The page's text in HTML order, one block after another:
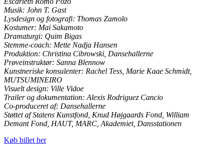
Musik: John T. Gast
Lysdesign og fotografi: Thomas Zamolo
Kostumer: Mai Sakamoto
Dramaturgi: Quim Bigas
Stemme-coach: Mette Nadja Hansen
Produktion: Christina Cibrowski, Dansehallerne
Prøveinstruktør: Sanna Blennow
Kunstneriske konsulenter: Rachel Tess, Marie Kaae Schmidt,
MUTSUMINEIRO
Visuelt design: Ville Vidoe
Trailer og dokumentation: Alexis Rodriguez Cancio
Co-produceret af: Dansehallerne
Støttet af Statens Kunstfond, Knud Højgaards Fond, William
Demant Fond, HAUT, MARC, Akademiet, Dansstationen
Køb billet her